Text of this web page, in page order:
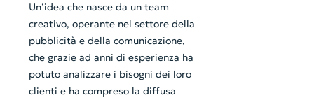
Un’idea che nasce da un team
creativo, operante nel settore della
pubblicità e della comunicazione,
che grazie ad anni di esperienza ha
potuto analizzare i bisogni dei loro
clienti e ha compreso la diffusa